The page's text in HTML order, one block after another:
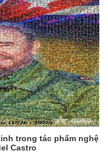
trong tác phẩm nghệ
Castro